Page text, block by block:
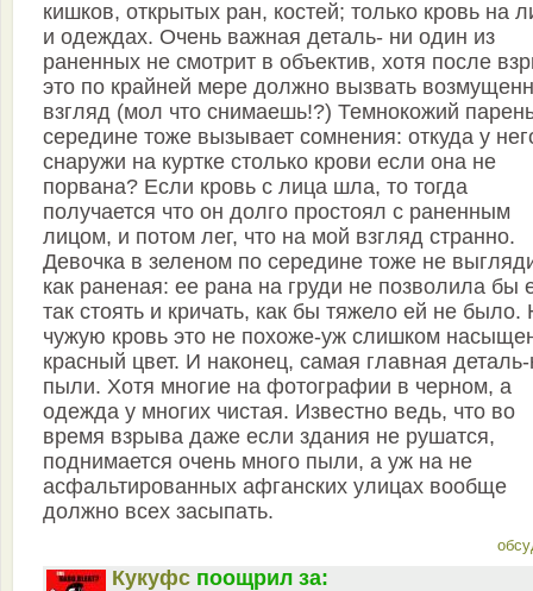
кишков, открытых ран, костей; только кровь на
и одеждах. Очень важная деталь- ни один из
раненных не смотрит в объектив, хотя после
это по крайней мере должно вызвать
взгляд (мол что снимаешь!?) Темнокожий
середине тоже вызывает сомнения: откуда у
снаружи на куртке столько крови если она не
порвана? Если кровь с лица шла, то тогда
получается что он долго простоял с раненным
лицом, и потом лег, что на мой взгляд странно.
Девочка в зеленом по середине тоже не
как раненая: ее рана на груди не позволила бы
так стоять и кричать, как бы тяжело ей не было.
чужую кровь это не похоже-уж слишком
красный цвет. И наконец, самая главная деталь-
пыли. Хотя многие на фотографии в черном, а
одежда у многих чистая. Известно ведь, что во
время взрыва даже если здания не рушатся,
поднимается очень много пыли, а уж на не
асфальтированных афганских улицах вообще
должно всех засыпать.
Кукуфс поощрил за: